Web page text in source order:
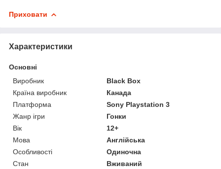
Приховати
Характеристики
Основні
Виробник
Black Box
Країна виробник
Канада
Платформа
Sony Playstation 3
Жанр ігри
Гонки
Вік
12+
Мова
Англійська
Особливості
Одиночна
Стан
Вживаний